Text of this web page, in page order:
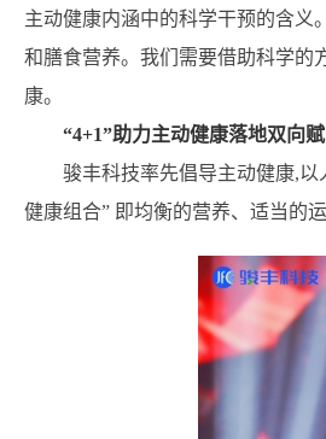
主动健康内涵中的科学干预的含义
和膳食营养。我们需要借助科学的
康。
“4+1”助力主动健康落地双向
骏丰科技率先倡导主动健康,
健康组合” 即均衡的营养、适当的